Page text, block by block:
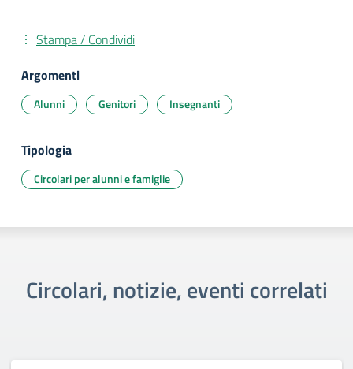
Stampa / Condividi
Argomenti
Alunni Genitori Insegnanti
Tipologia
Circolari per alunni e famiglie
Circolari, notizie, eventi correlati